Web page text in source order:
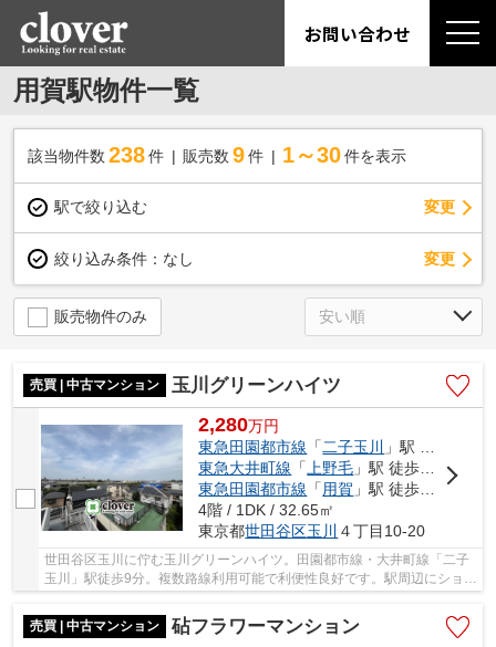
お問い合わせ
用賀駅物件一覧
該当物件数 238件 販売数 9 件 1～30 件を表示
駅で絞り込む 変更
絞り込み条件： なし 変更
販売物件のみ
売買 | 中古マンション 玉川グリーンハイツ
2,280万円
東急田園都市線 「 二子玉川
」駅 徒歩9分
東急大井町線 「 上野毛 」駅 徒歩23分
東急田園都市線 「 用賀 」駅 徒歩19分
4階 / 1DK / 32.65㎡
東京都世田谷区玉川 ４丁目10-20
世田谷区玉川に佇む玉川グリーンハイツ。田園都市線・大井町線「二子
玉川」駅徒歩9分。複数路線利用可能で利便性良好です。駅周辺にショッ
ピングセンターや映画館、デパート等が充実し...
売買 | 中古マンション
砧フラワーマンション